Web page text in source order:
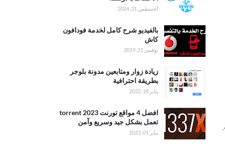
أغسطس 31, 2024
بالفيديو شرح كامل لخدمة فودافون
كاش
نوفمبر 21, 2019
زيادة زوار ومتابعين مدونة بلوجر
بطريقة احترافية
يناير 18, 2022
افضل 4 مواقع تورنت torrent 2023
تعمل بشكل جيد وسريع وآمن
يناير 01, 2023